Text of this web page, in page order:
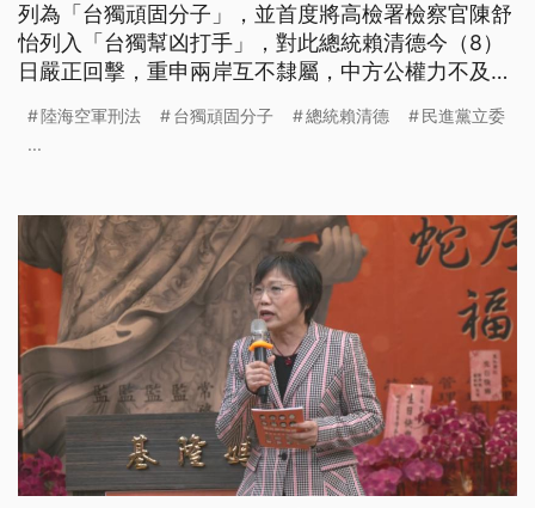
列為「台獨頑固分子」，並首度將高檢署檢察官陳舒
怡列入「台獨幫凶打手」，對此總統賴清德今（8）
日嚴正回擊，重申兩岸互不隸屬，中方公權力不及於
而面對中共統戰滲透，行政院版的《陸海空軍刑法》
第24條修正草案，今日送進立院委員會審查，明定現
以下有期徒刑。
陸海空軍刑法 台獨頑固分子 總統賴清德
民進黨立委
...